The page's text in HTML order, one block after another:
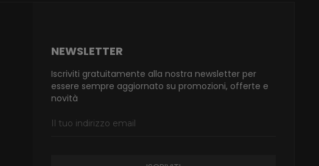
NEWSLETTER
Iscriviti gratuitamente alla nostra newsletter per
essere sempre aggiornato su promozioni, offerte e
novità